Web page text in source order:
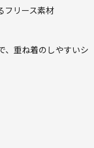
フリース素材
、重ね着のしやすいシ